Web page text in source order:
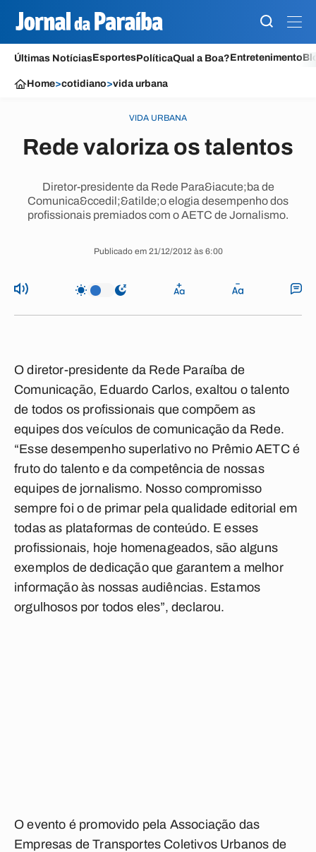
Últimas NotíciasEsportesPolíticaQual a Boa?Entretenimento
Home>cotidiano>vida urbana
VIDA URBANA
Rede valoriza os talentos
Diretor-presidente da Rede Para&iacute;ba de
Comunica&ccedil;&atilde;o elogia desempenho dos
profissionais premiados com o AETC de Jornalismo.
Publicado em 21/12/2012 às 6:00
O diretor-presidente da Rede Paraíba de
Comunicação, Eduardo Carlos, exaltou o talento
de todos os profissionais que compõem as
equipes dos veículos de comunicação da Rede.
“Esse desempenho superlativo no Prêmio AETC é
fruto do talento e da competência de nossas
equipes de jornalismo. Nosso compromisso
sempre foi o de primar pela qualidade editorial em
todas as plataformas de conteúdo. E esses
profissionais, hoje homenageados, são alguns
exemplos de dedicação que garantem a melhor
informação às nossas audiências. Estamos
orgulhosos por todos eles”, declarou.
O evento é promovido pela Associação das
Empresas de Transportes Coletivos Urbanos de